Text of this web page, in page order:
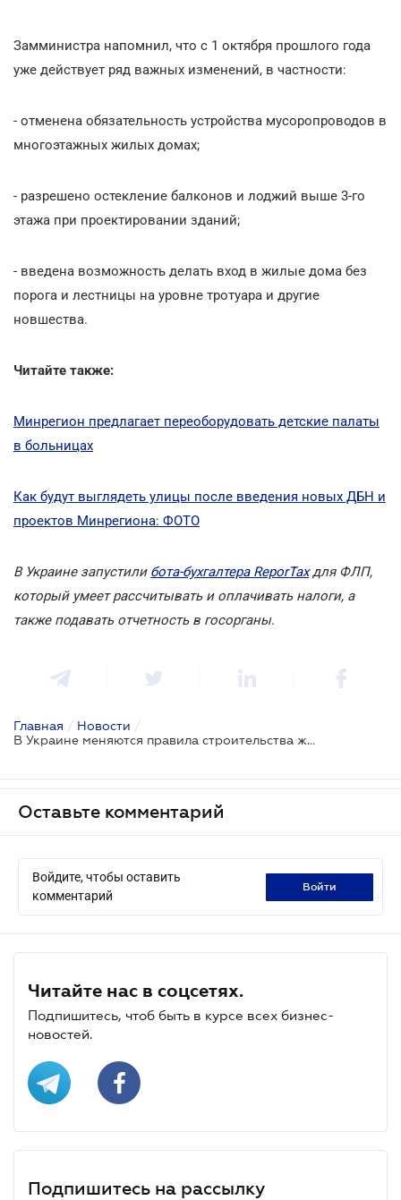
Замминистра напомнил, что с 1 октября прошлого года
уже действует ряд важных изменений, в частности:
- отменена обязательность устройства мусоропроводов в
многоэтажных жилых домах;
- разрешено остекление балконов и лоджий выше 3-го
этажа при проектировании зданий;
- введена возможность делать вход в жилые дома без
порога и лестницы на уровне тротуара и другие
новшества.
Читайте также:
Минрегион предлагает переоборудовать детские палаты
в больницах
Как будут выглядеть улицы после введения новых ДБН и
проектов Минрегиона: ФОТО
В Украине запустили бота-бухгалтера ReporTaxдля ФЛП,
который умеет рассчитывать и оплачивать налоги, а
также подавать отчетность в госорганы.
Главная / Новости /
В Украине меняются правила строительства жилых домов: ФОТО
Оставьте комментарий
Войдите, чтобы оставить
комментарий
войти
Читайте нас в соцсетях.
Подпишитесь, чтоб быть в курсе всех бизнес-
новостей.
Подпишитесь на рассылку